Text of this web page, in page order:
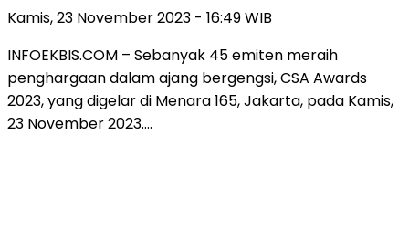
Kamis, 23 November 2023 - 16:49 WIB
INFOEKBIS.COM – Sebanyak 45 emiten meraih
penghargaan dalam ajang bergengsi, CSA Awards
2023, yang digelar di Menara 165, Jakarta, pada Kamis,
23 November 2023….